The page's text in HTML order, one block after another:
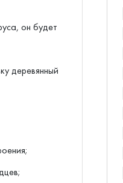
он будет
деревянный